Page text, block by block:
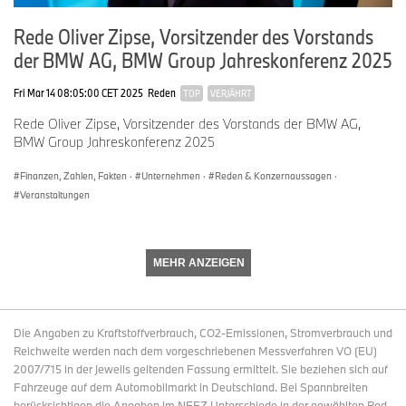
Freier Handel und internationale Zusammenarbeit sind wichtige
Treiber für Wachstum und Fortschritt. Sie leiten seit jeher unser
Tun. Handelskonflikte hingegen kennen immer nur Verlierer.
Alle Seiten sollten daher eine Spirale der Abschottung und
Handelsbarrieren verhindernd und damit Wachstum, Fortschritt
und Innovation global vorantreiben.
Dafür machen wir uns auf den verschiedensten politischen
Engagements in den verschiedenen Ländern genießen wir hohe
Glaubwürdigkeit. Deswegen hört man uns aufmerksam zu und
Meine Damen und Herren,
Rede Oliver Zipse, Vorsitzender des Vorstands
der BMW AG, BMW Group Jahreskonferenz 2025
Fri Mar 14 08:05:00 CET 2025 Reden TOP VERJÄHRT
Rede Oliver Zipse, Vorsitzender des Vorstands der BMW AG,
BMW Group Jahreskonferenz 2025
Finanzen, Zahlen, Fakten · Unternehmen · Reden & Konzernaussagen ·
Veranstaltungen
MEHR ANZEIGEN
Die Angaben zu Kraftstoffverbrauch, CO2-Emissionen, Stromverbrauch und
Reichweite werden nach dem vorgeschriebenen Messverfahren VO (EU)
2007/715 in der jeweils geltenden Fassung ermittelt. Sie beziehen sich auf
Fahrzeuge auf dem Automobilmarkt in Deutschland. Bei Spannbreiten